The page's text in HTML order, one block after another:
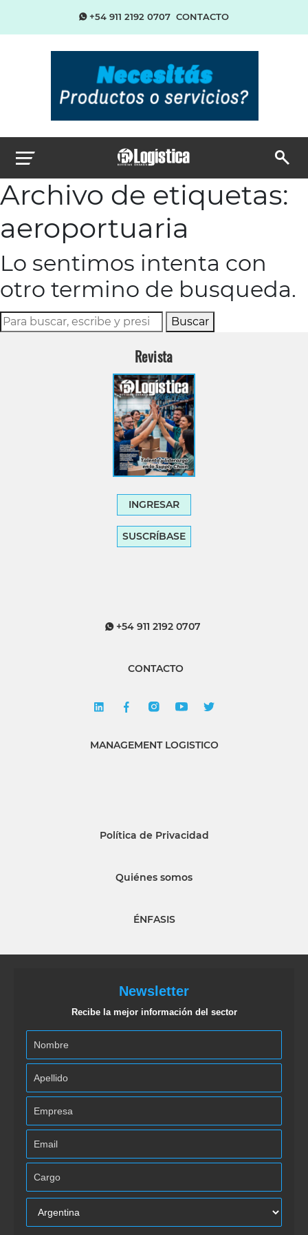
+54 911 2192 0707 CONTACTO
Archivo de etiquetas:
aeroportuaria
Lo sentimos intenta con
otro termino de busqueda.
Buscar
Revista
INGRESAR
SUSCRÍBASE
+54 911 2192 0707
CONTACTO
MANAGEMENT LOGISTICO
Política de Privacidad
Quiénes somos
ÉNFASIS
Newsletter
Recibe la mejor información del sector